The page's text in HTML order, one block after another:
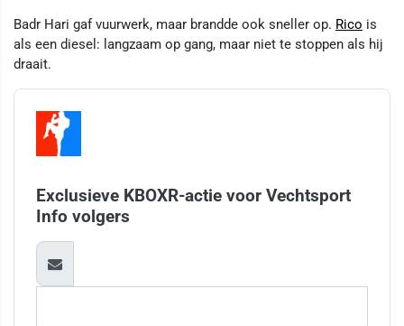
Badr Hari gaf vuurwerk, maar brandde ook sneller op. Rico is
als een diesel: langzaam op gang, maar niet te stoppen als hij
draait.
Exclusieve KBOXR-actie voor Vechtsport
Info volgers